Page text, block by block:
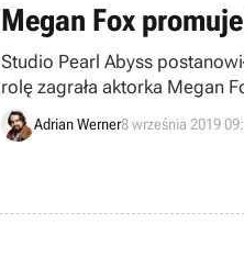
Megan Fox
Studio Pearl Abyss
rolę zagrała aktorka Megan
Adrian Werner8 września 2019